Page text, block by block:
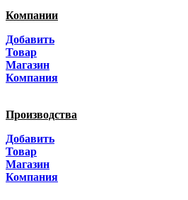
Компании
Добавить
Товар
Магазин
Компания
Производства
Добавить
Товар
Магазин
Компания